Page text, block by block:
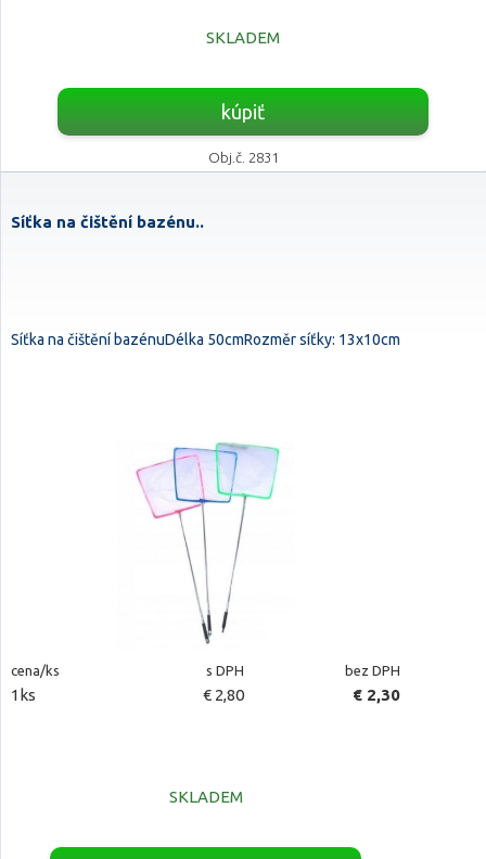
SKLADEM
kúpiť
Obj.č. 2831
Síťka na čištění bazénu..
Síťka na čištění bazénuDélka 50cmRozměr síťky: 13x10cm
cena/ks s DPH bez DPH
1ks € 2,80 € 2,30
SKLADEM